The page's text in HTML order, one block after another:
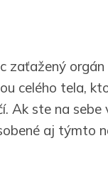
zaťažený
celého tela,
Ak ste na sebe
aj týmto